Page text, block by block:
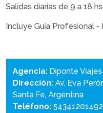
Salidas diarias de 9 a 18 hs
Incluye Guía Profesional -
Agencia: Diponte
Dirección: Av. Eva
Santa Fe, Argentina
Teléfono: